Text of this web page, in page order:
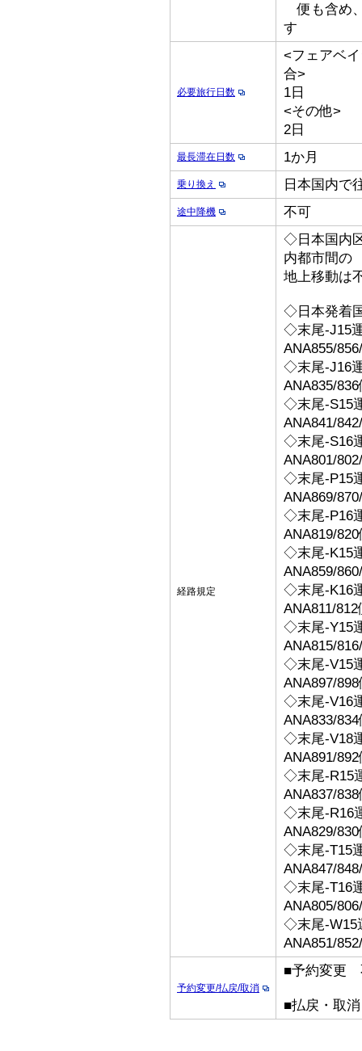
便も含め
す
必要旅行日数
<フェアベ
合>
1日
<その他>
2日
最長滞在日数 1か月
乗り換え 日本国内で
途中降機 不可
経路規定
◇日本国内
内都市間の
地上移動は
◇日本発着
◇末尾-J15
ANA855/
◇末尾-J16
ANA835/
◇末尾-S15
ANA841/
◇末尾-S16
ANA801/
◇末尾-P15
ANA869/
◇末尾-P16
ANA819/
◇末尾-K15
ANA859/
◇末尾-K16
ANA811/
◇末尾-Y15
ANA815/
◇末尾-V15
ANA897/
◇末尾-V16
ANA833/
◇末尾-V18
ANA891/
◇末尾-R15
ANA837/
◇末尾-R16
ANA829/
◇末尾-T15
ANA847/
◇末尾-T16
ANA805/
◇末尾-W15
ANA851/
予約変更/払戻/取消
■予約変更
■払戻・取